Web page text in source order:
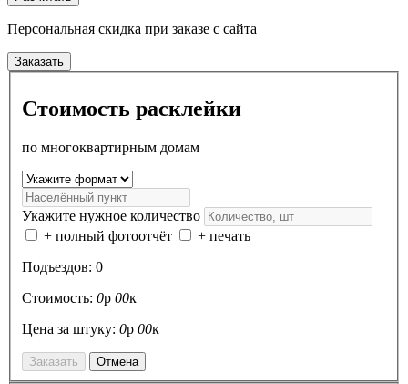
Персональная скидка при заказе с сайта
Заказать
Стоимость расклейки
по многоквартирным домам
Укажите нужное количество
+ полный фотоотчёт
+ печать
Подъездов: 0
Стоимость: 0р 00к
Цена за штуку: 0р 00к
Заказать Отмена